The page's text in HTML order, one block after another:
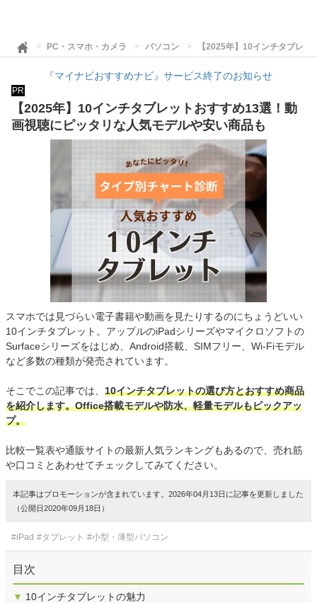
PC・スマホ・カメラ パソコン 【2025年】10インチタブレ
『マイナビおすすめナビ』サービス終了のお知らせ
PR
【2025年】10インチタブレットおすすめ13選！動
画視聴にピッタリな人気モデルや安い商品も
スマホでは見づらい電子書籍や動画を見たりするのにちょうどいい
10インチタブレット。アップルのiPadシリーズやマイクロソフトの
Surfaceシリーズをはじめ、Android搭載、SIMフリー、Wi-Fiモデル
など多数の種類が発売されています。
そこでこの記事では、 10インチタブレットの選び方とおすすめ商品
を紹介します。Office搭載モデルや防水、軽量モデルもピックアッ
プ。
比較一覧表や通販サイトの最新人気ランキングもあるので、売れ筋
や口コミとあわせてチェックしてみてください。
本記事はプロモーションが含まれています。2026年04月13日に記事を更新しました
（公開日2020年09月18日）
#iPad #タブレット #小型・薄型パソコン
目次
▼ 10インチタブレットの魅力